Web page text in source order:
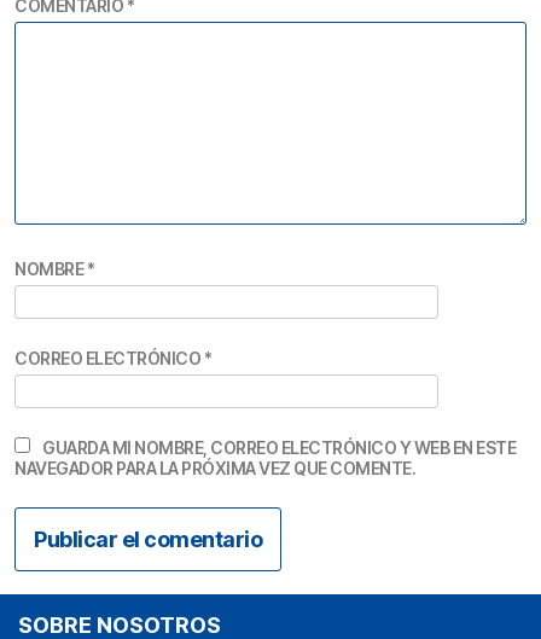
COMENTARIO *
NOMBRE*
CORREO ELECTRÓNICO *
GUARDA MI NOMBRE, CORREO ELECTRÓNICO Y WEB EN ESTE
NAVEGADOR PARA LA PRÓXIMA VEZ QUE COMENTE.
SOBRE NOSOTROS